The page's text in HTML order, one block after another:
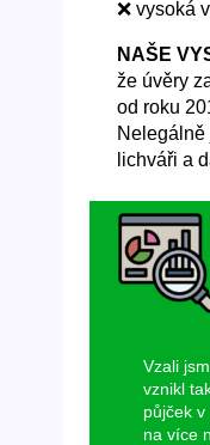
❌ vysoká
NAŠE
že úvěry
od roku
lichváři a
Vzali
vznikl
půjček
na více